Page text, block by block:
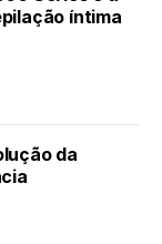
íntima
da